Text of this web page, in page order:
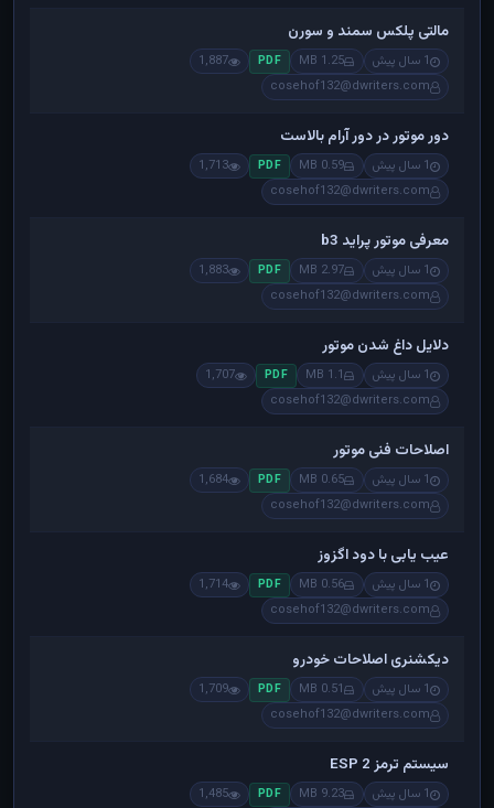
مالتی پلکس سمند و سورن
1 سال پیش 1.25 MB
PDF
1,887
cosehof132@dwriters.com
دور موتور در دور آرام بالاست
1 سال پیش 0.59 MB
PDF
1,713
cosehof132@dwriters.com
معرفی موتور پراید b3
1 سال پیش 2.97 MB
PDF
1,883
cosehof132@dwriters.com
دلایل داغ شدن موتور
1 سال پیش 1.1 MB
PDF
1,707
cosehof132@dwriters.com
اصلاحات فنی موتور
1 سال پیش 0.65 MB
PDF
1,684
cosehof132@dwriters.com
عیب یابی با دود اگزوز
1 سال پیش 0.56 MB
PDF
1,714
cosehof132@dwriters.com
دیکشنری اصلاحات خودرو
1 سال پیش 0.51 MB
PDF
1,709
cosehof132@dwriters.com
سیستم ترمز ESP 2
1 سال پیش 9.23 MB
PDF
1,485